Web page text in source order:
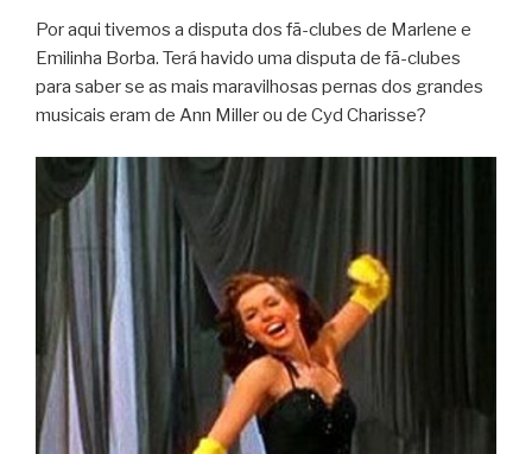
Por aqui tivemos a disputa dos fã-clubes de Marlene e
Emilinha Borba. Terá havido uma disputa de fã-clubes
para saber se as mais maravilhosas pernas dos grandes
musicais eram de Ann Miller ou de Cyd Charisse?